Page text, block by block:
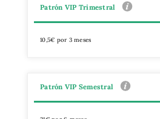
Patrón VIP Trimestral
10,5€ por 3 meses
Patrón VIP Semestral